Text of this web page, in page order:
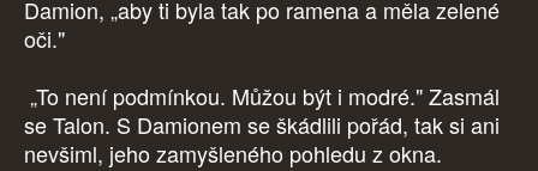
Damion, „aby ti byla tak po ramena a měla zelené
oči."
„To není podmínkou. Můžou být i modré." Zasmál
se Talon. S Damionem se škádlili pořád, tak si ani
nevšiml, jeho zamyšleného pohledu z okna.